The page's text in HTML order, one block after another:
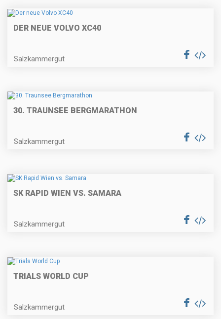
DER NEUE VOLVO XC40
Salzkammergut
30. TRAUNSEE BERGMARATHON
Salzkammergut
SK RAPID WIEN VS. SAMARA
Salzkammergut
TRIALS WORLD CUP
Salzkammergut